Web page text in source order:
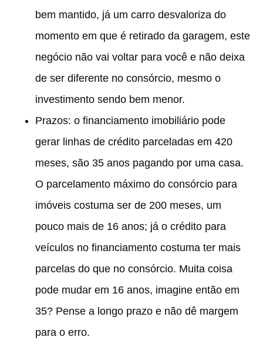
bem mantido, já um carro desvaloriza do
momento em que é retirado da garagem, este
negócio não vai voltar para você e não deixa
de ser diferente no consórcio, mesmo o
investimento sendo bem menor.
Prazos: o financiamento imobiliário pode
gerar linhas de crédito parceladas em 420
meses, são 35 anos pagando por uma casa.
O parcelamento máximo do consórcio para
imóveis costuma ser de 200 meses, um
pouco mais de 16 anos; já o crédito para
veículos no financiamento costuma ter mais
parcelas do que no consórcio. Muita coisa
pode mudar em 16 anos, imagine então em
35? Pense a longo prazo e não dê margem
para o erro.